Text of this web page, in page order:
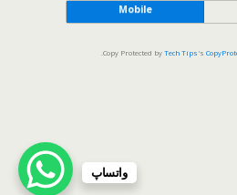
Mobile
Copy Protected by Tech Tips 's
.
واتساپ